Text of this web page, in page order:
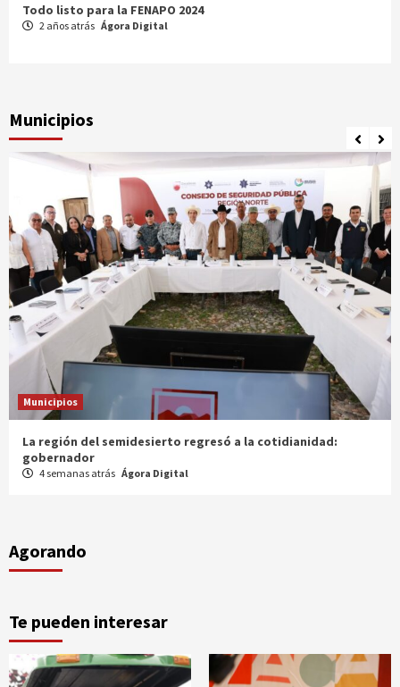
Comparte Cecytez estrategias para mejora académica en
Tamaulipas
Municipios
Municipios
Entrega gobernador a productores 100 mdp en semilla
1 mes atrás
Agorando
Te pueden interesar